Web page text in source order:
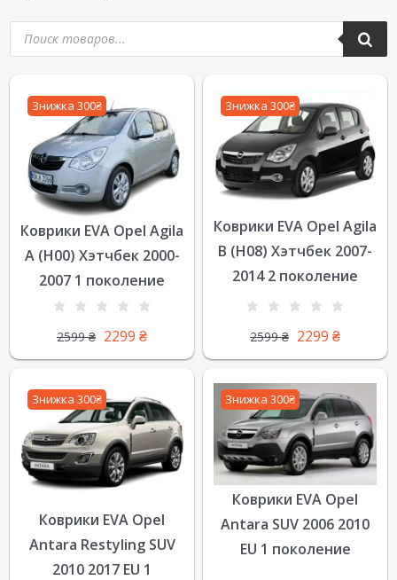
Знижка 300₴
Коврики EVA Opel Agila
A (H00) Хэтчбек 2000-
2007 1 поколение
2599₴ 2299 ₴
Знижка 300₴
Коврики EVA Opel Agila
B (H08) Хэтчбек 2007-
2014 2 поколение
2599₴ 2299 ₴
Знижка 300₴
Коврики EVA Opel
Antara Restyling SUV
2010 2017 EU 1
Знижка 300₴
Коврики EVA Opel
Antara SUV 2006 2010
EU 1 поколение